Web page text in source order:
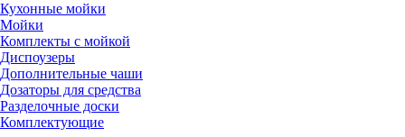
Кухонные мойки
Мойки
Комплекты с мойкой
Диспоузеры
Дополнительные чаши
Дозаторы для средства
Разделочные доски
Комплектующие